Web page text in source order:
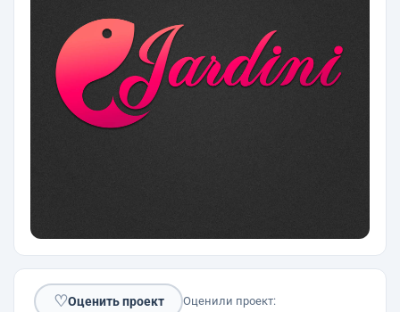
♡Оценить проект Оценили проект: